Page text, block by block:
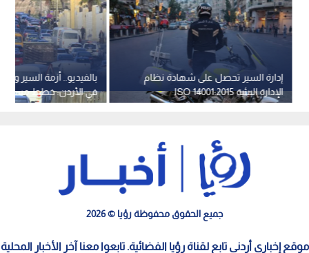
بالفيديو.. أزمة السير
في الأردن: خطط
مستدامة للأزمات
إدارة السير تحصل على شهادة نظام
الإدارة البيئية ISO 14001:2015
جميع الحقوق محفوظة رؤيا © 2026
موقع إخباري أردني تابع لقناة رؤيا الفضائية. تابعوا معنا آخر الأخبار المحلية